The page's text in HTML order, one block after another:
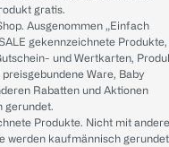
gratis.
Ausgenommen „Einfach
gekennzeichnete Produkte,
und Wertkarten,
preisgebundene Ware, Baby
Rabatten und Aktionen
gerundet.
Produkte. Nicht mit
werden kaufmännisch